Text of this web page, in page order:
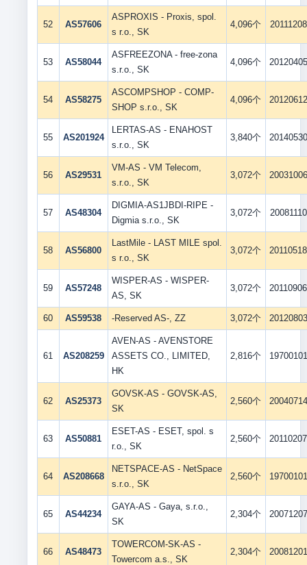
52 AS57606
ASPROXIS - Proxis, spol.
s r.o., SK
4,096个 20111208
53 AS58044
ASFREEZONA - free-zona
s.r.o., SK
4,096个 20120405
54 AS58275
ASCOMPSHOP - COMP-
SHOP s.r.o., SK
4,096个 20120612
55 AS201924
LERTAS-AS - ENAHOST
s.r.o., SK
3,840个 20140530
56 AS29531
VM-AS - VM Telecom,
s.r.o., SK
3,072个 20031006
57 AS48304
DIGMIA-AS1JBDI-RIPE -
Digmia s.r.o., SK
3,072个 20081110
58 AS56800
LastMile - LAST MILE spol.
s r.o., SK
3,072个 20110518
59 AS57248
WISPER-AS - WISPER-
AS, SK
3,072个 20110906
60 AS59538 -Reserved AS-, ZZ 3,072个 20120803
61 AS208259
AVEN-AS - AVENSTORE
ASSETS CO., LIMITED,
HK
2,816个 19700101
62 AS25373
GOVSK-AS - GOVSK-AS,
SK
2,560个 20040714
63 AS50881
ESET-AS - ESET, spol. s
r.o., SK
2,560个 20110207
64 AS208668
NETSPACE-AS - NetSpace
s.r.o., SK
2,560个 19700101
65 AS44234
GAYA-AS - Gaya, s.r.o.,
SK
2,304个 20071207
66 AS48473
TOWERCOM-SK-AS -
Towercom a.s., SK
2,304个 20081201